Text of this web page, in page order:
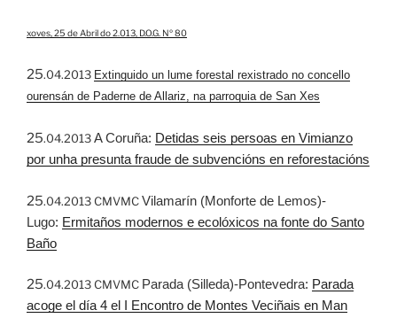
xoves, 25 de Abril do 2.013, D.O.G. Nº 80
25.04.2013 Extinguido un lume forestal rexistrado no concello
ourensán de Paderne de Allariz, na parroquia de San Xes
25.04.2013A Coruña: Detidas seis persoas en Vimianzo
por unha presunta fraude de subvencións en reforestacións
25.04.2013 CMVMCVilamarín (Monforte de Lemos)-
Lugo: Ermitaños modernos e ecolóxicos na fonte do Santo
Baño
25.04.2013 CMVMC Parada (Silleda)-Pontevedra: Parada
acoge el día 4 el I Encontro de Montes Veciñais en Man